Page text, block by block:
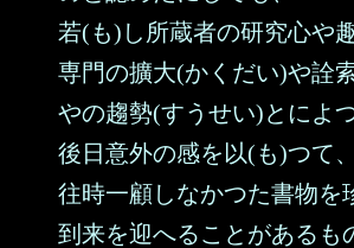
若(も)し所蔵者の研究心や
専門の擴大(かくだい)や詮
やの趨勢(すうせい)とによつ
後日意外の感を以(も)つて、
往時一顧しなかつた書物を
到来を迎へることがあるも